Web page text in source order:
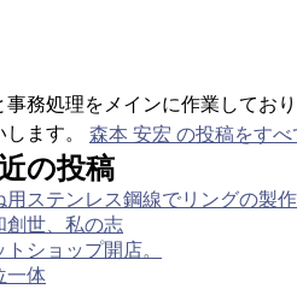
務処理をメインに作業してお
ます。 森本 安宏 の投稿をすべ
の投稿
用ステンレス鋼線でリングの製作
創世、私の志
トショップ開店。
一体